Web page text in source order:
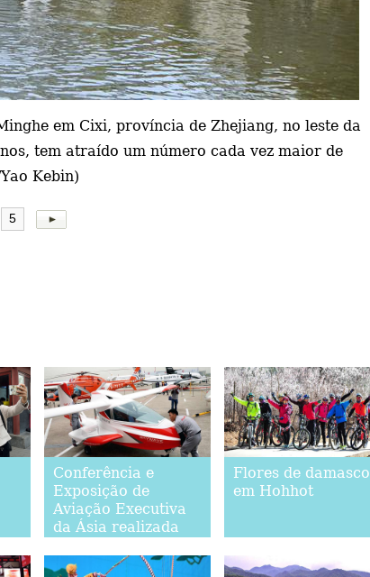
em Cixi, província de Zhejiang, no leste da
tem atraído um número cada vez maior de
Kebin)
5
Conferência e
Exposição de
Aviação Executiva
da Ásia realizada
Flores de damasco
em Hohhot